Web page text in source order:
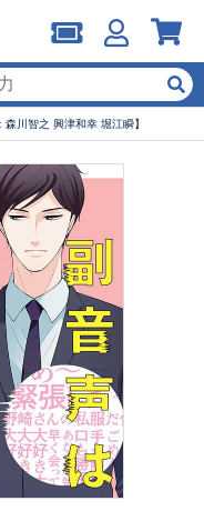
川智之 興津和幸 堀江瞬】